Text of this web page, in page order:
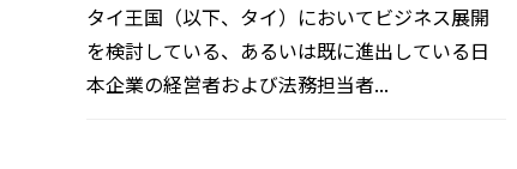
タイ王国（以下、タイ）においてビジネス展開
を検討している、あるいは既に進出している日
本企業の経営者および法務担当者...